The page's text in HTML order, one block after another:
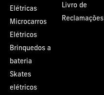
Elétricas
Microcarros
Elétricos
Brinquedos a
bateria
Skates
elétricos
Livro de
Reclamações